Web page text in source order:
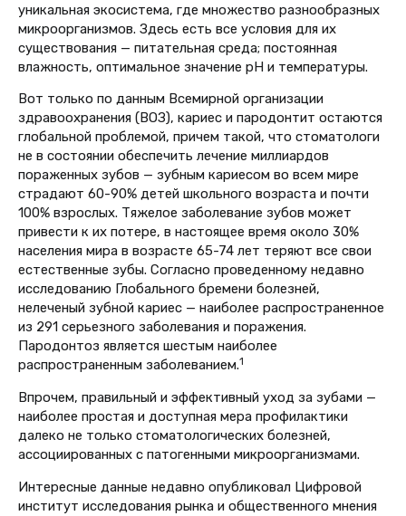
уникальная экосистема, где множество разнообразных
микроорганизмов. Здесь есть все условия для их
существования — питательная среда; постоянная
влажность, оптимальное значение pH и температуры.
Вот только по данным Всемирной организации
здравоохранения (ВОЗ), кариес и пародонтит остаются
глобальной проблемой, причем такой, что стоматологи
не в состоянии обеспечить лечение миллиардов
пораженных зубов — зубным кариесом во всем мире
страдают 60-90% детей школьного возраста и почти
100% взрослых. Тяжелое заболевание зубов может
привести к их потере, в настоящее время около 30%
населения мира в возрасте 65-74 лет теряют все свои
естественные зубы. Согласно проведенному недавно
исследованию Глобального бремени болезней,
нелеченый зубной кариес — наиболее распространенное
из 291 серьезного заболевания и поражения.
Пародонтоз является шестым наиболее
распространенным заболеванием.1
Впрочем, правильный и эффективный уход за зубами —
наиболее простая и доступная мера профилактики
далеко не только стоматологических болезней,
ассоциированных с патогенными микроорганизмами.
Интересные данные недавно опубликовал Цифровой
институт исследования рынка и общественного мнения